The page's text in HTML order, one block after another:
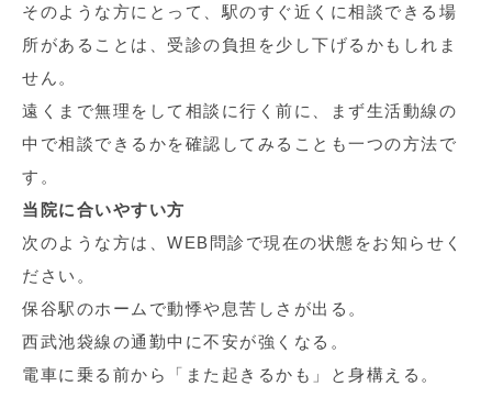
そのような方にとって、駅のすぐ近くに相談できる場
所があることは、受診の負担を少し下げるかもしれま
せん。
遠くまで無理をして相談に行く前に、まず生活動線の
中で相談できるかを確認してみることも一つの方法で
す。
当院に合いやすい方
次のような方は、WEB問診で現在の状態をお知らせく
ださい。
保谷駅のホームで動悸や息苦しさが出る。
西武池袋線の通勤中に不安が強くなる。
電車に乗る前から「また起きるかも」と身構える。